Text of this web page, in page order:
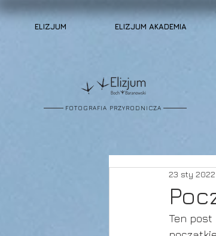
ELIZJUM ELIZJUM AKADEMIA
FOTOGRAFIA PRZYRODNICZA
23 sty 2022
Ten post